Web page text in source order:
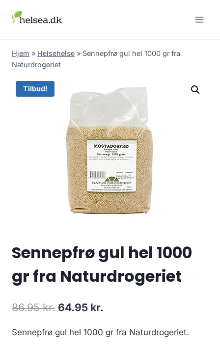
Hjem » Helsehelse » Sennepfrø gul hel 1000 gr fra
Naturdrogeriet
Tilbud!
Sennepfrø gul hel 1000
gr fra Naturdrogeriet
86.95kr. Den
pris
64.95 kr.
pris
Sennepfrø gul hel 1000 gr fra Naturdrogeriet.